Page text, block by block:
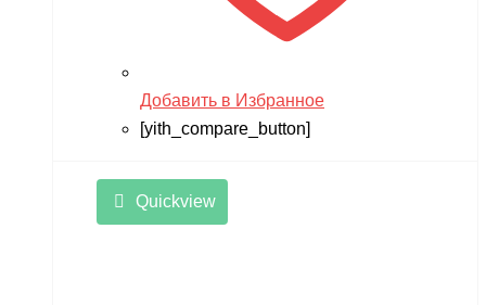
Добавить в Избранное
[yith_compare_button]
Quickview